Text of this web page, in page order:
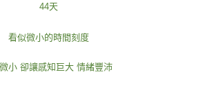
44天
看似微小的時間刻度
小 卻讓感知巨大 情緒豐沛